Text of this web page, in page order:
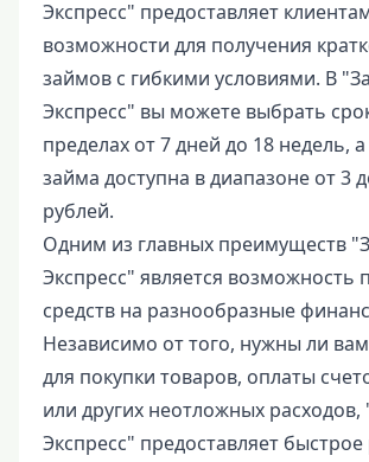
Экспресс" предоставляет
возможности для получения
займов с гибкими условиями. В
Экспресс" вы можете выбрать
пределах от 7 дней до 18 недель,
займа доступна в диапазоне от 3
рублей.
Одним из главных преимуществ
Экспресс" является возможность
средств на разнообразные
Независимо от того, нужны ли вам
для покупки товаров, оплаты
или других неотложных
Экспресс" предоставляет